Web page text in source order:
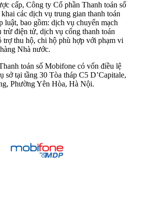
cấp, Công ty Cổ phần Thanh toán số
các dịch vụ trung gian thanh toán
luật, bao gồm: dịch vụ chuyển mạch
trừ điện tử, dịch vụ cổng thanh toán
trợ thu hộ, chi hộ phù hợp với phạm vi
Nhà nước.
toán số Mobifone có vốn điều lệ
sở tại tầng 30 Tòa tháp C5 D’Capitale,
Phường Yên Hòa, Hà Nội.